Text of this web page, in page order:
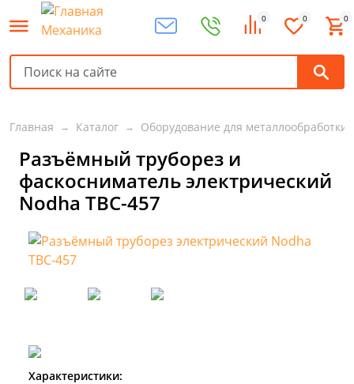
0 0 0
Главная Каталог Оборудование для металлообработки
Разъёмный труборез и
фаскосниматель электрический
Nodha ТВС-457
Характеристики: